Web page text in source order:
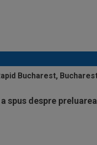
spus despre preluarea